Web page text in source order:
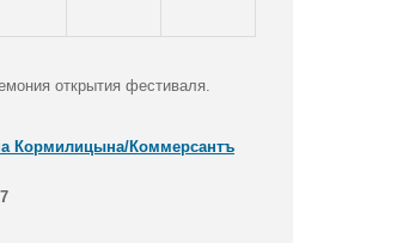
открытия фестиваля.
Кормилицына/Коммерсантъ